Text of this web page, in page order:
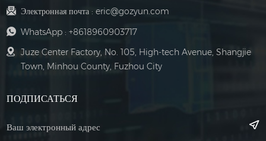
Электронная почта : eric@gozyun.com
WhatsApp : +8618960903717
Juze Center Factory, No. 105, High-tech Avenue, Shangjie
Town, Minhou County, Fuzhou City
ПОДПИСАТЬСЯ